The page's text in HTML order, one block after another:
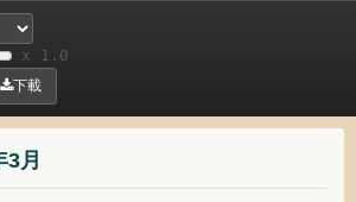
月
x 1.0
下載